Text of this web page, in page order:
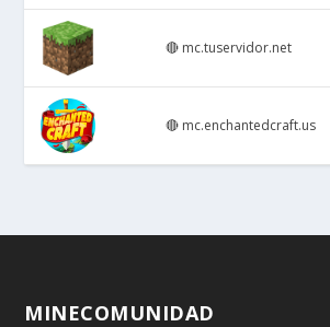
🔴 mc.tuservidor.net
🔴 mc.enchantedcraft.us
MINECOMUNIDAD